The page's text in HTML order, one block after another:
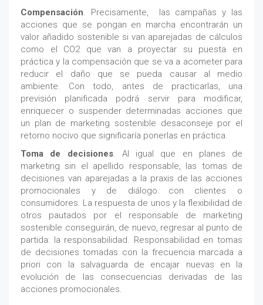
Compensación . Precisamente, las campañas y las
acciones que se pongan en marcha encontrarán un
valor añadido sostenible si van aparejadas de cálculos
como el CO2 que van a proyectar su puesta en
práctica y la compensación que se va a acometer para
reducir el daño que se pueda causar al medio
ambiente. Con todo, antes de practicarlas, una
previsión planificada podrá servir para modificar,
enriquecer o suspender determinadas acciones que
un plan de marketing sostenible desaconseje por el
retorno nocivo que significaría ponerlas en práctica.
Toma de decisiones. Al igual que en planes de
marketing sin el apellido responsable, las tomas de
decisiones van aparejadas a la praxis de las acciones
promocionales y de diálogo con clientes o
consumidores. La respuesta de unos y la flexibilidad de
otros pautados por el responsable de marketing
sostenible conseguirán, de nuevo, regresar al punto de
partida: la responsabilidad. Responsabilidad en tomas
de decisiones tomadas con la frecuencia marcada a
priori con la salvaguarda de encajar nuevas en la
evolución de las consecuencias derivadas de las
acciones promocionales.